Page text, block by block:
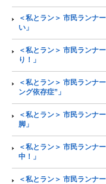
＜私とラン＞ 市民ランナ
い」
＜私とラン＞ 市民ランナ
り！」
＜私とラン＞ 市民ランナ
ング依存症”」
＜私とラン＞ 市民ランナ
脚」
＜私とラン＞ 市民ランナ
中！」
＜私とラン＞ 市民ランナ